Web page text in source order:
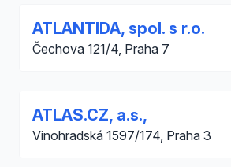
ATLANTIDA, spol. s r.o.
Čechova 121/4, Praha 7
ATLAS.CZ, a.s.,
Vinohradská 1597/174, Praha 3